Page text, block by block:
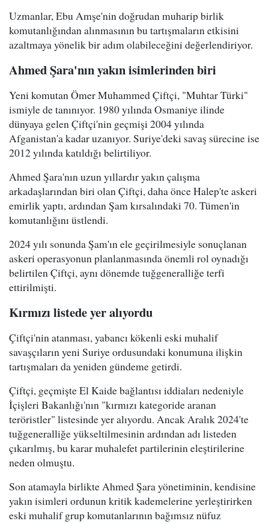
Uzmanlar, Ebu Amşe'nin doğrudan muharip birlik
komutanlığından alınmasının bu tartışmaların etkisini
azaltmaya yönelik bir adım olabileceğini değerlendiriyor.
Ahmed Şara'nın yakın isimlerinden biri
Yeni komutan Ömer Muhammed Çiftçi, "Muhtar Türki"
ismiyle de tanınıyor. 1980 yılında Osmaniye ilinde
dünyaya gelen Çiftçi'nin geçmişi 2004 yılında
Afganistan'a kadar uzanıyor. Suriye'deki savaş sürecine ise
2012 yılında katıldığı belirtiliyor.
Ahmed Şara'nın uzun yıllardır yakın çalışma
arkadaşlarından biri olan Çiftçi, daha önce Halep'te askeri
emirlik yaptı, ardından Şam kırsalındaki 70. Tümen'in
komutanlığını üstlendi.
2024 yılı sonunda Şam'ın ele geçirilmesiyle sonuçlanan
askeri operasyonun planlanmasında önemli rol oynadığı
belirtilen Çiftçi, aynı dönemde tuğgeneralliğe terfi
ettirilmişti.
Kırmızı listede yer alıyordu
Çiftçi'nin atanması, yabancı kökenli eski muhalif
savaşçıların yeni Suriye ordusundaki konumuna ilişkin
tartışmaları da yeniden gündeme getirdi.
Çiftçi, geçmişte El Kaide bağlantısı iddiaları nedeniyle
İçişleri Bakanlığı'nın "kırmızı kategoride aranan
teröristler" listesinde yer alıyordu. Ancak Aralık 2024'te
tuğgeneralliğe yükseltilmesinin ardından adı listeden
çıkarılmış, bu karar muhalefet partilerinin eleştirilerine
neden olmuştu.
Son atamayla birlikte Ahmed Şara yönetiminin, kendisine
yakın isimleri ordunun kritik kademelerine yerleştirirken
eski muhalif grup komutanlarının bağımsız nüfuz